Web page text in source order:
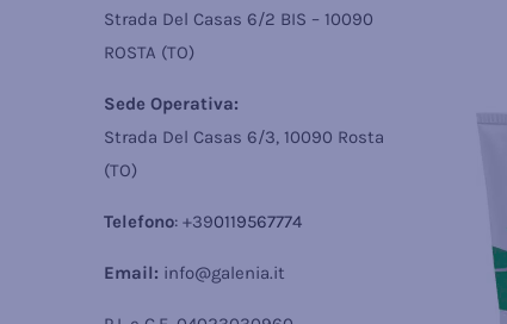
Strada Del Casas 6/2 BIS – 10090
ROSTA (TO)
Sede Operativa:
Strada Del Casas 6/3, 10090 Rosta
(TO)
Telefono: +390119567774
Email: info@galenia.it